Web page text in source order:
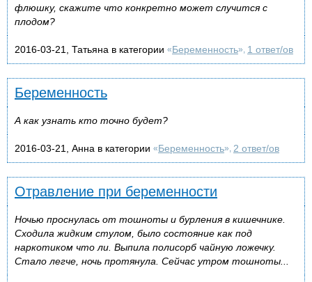
флюшку, скажите что конкретно может случится с
плодом?
2016-03-21, Татьяна в категории «Беременность», 1 ответ/ов
Беременность
А как узнать кто точно будет?
2016-03-21, Анна в категории «Беременность», 2 ответ/ов
Отравление при беременности
Ночью проснулась от тошноты и бурления в кишечнике.
Сходила жидким стулом, было состояние как под
наркотиком что ли. Выпила полисорб чайную ложечку.
Стало легче, ночь протянула. Сейчас утром тошноты...